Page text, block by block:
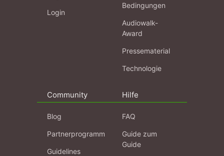
Login
Bedingungen
Audiowalk-
Award
Pressematerial
Technologie
Community
Blog
Partnerprogramm
Guidelines
Hilfe
FAQ
Guide zum
Guide